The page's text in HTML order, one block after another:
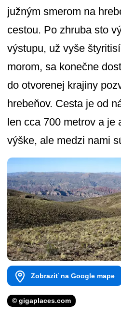
južným smerom na
cestou. Po zhruba sto
výstupu, už vyše
morom, sa konečne
do otvorenej krajiny
hrebeňov. Cesta je od
len cca 700 metrov a je
výške, ale medzi nami
Zobraziť na Google mape
© gigaplaces.com